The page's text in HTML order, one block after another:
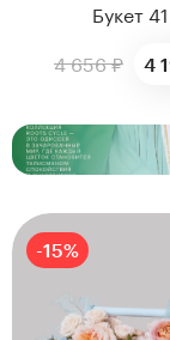
Букет
4 656 ₽
4
-15%